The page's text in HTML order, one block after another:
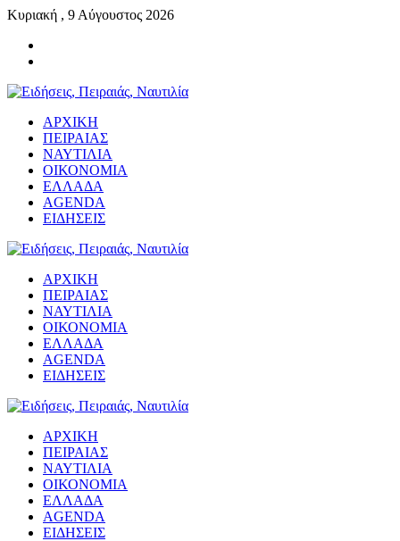
Κυριακή , 9 Αύγουστος 2026
ΑΡΧΙΚΗ
ΠΕΙΡΑΙΑΣ
ΝΑΥΤΙΛΙΑ
ΟΙΚΟΝΟΜΙΑ
ΕΛΛΑΔΑ
AGENDA
ΕΙΔΗΣΕΙΣ
ΑΡΧΙΚΗ
ΠΕΙΡΑΙΑΣ
ΝΑΥΤΙΛΙΑ
ΟΙΚΟΝΟΜΙΑ
ΕΛΛΑΔΑ
AGENDA
ΕΙΔΗΣΕΙΣ
ΑΡΧΙΚΗ
ΠΕΙΡΑΙΑΣ
ΝΑΥΤΙΛΙΑ
ΟΙΚΟΝΟΜΙΑ
ΕΛΛΑΔΑ
AGENDA
ΕΙΔΗΣΕΙΣ